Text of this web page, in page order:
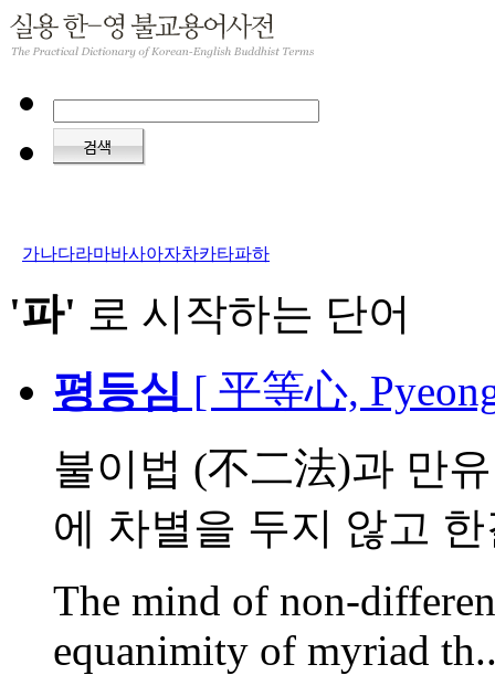
가나다라마바사아자차카타파하
'파' 로 시작하는 단어
평등심 [ 平等心,
불이법 (不二法)과 만
에 차별을 두지 않고
The mind of non-
equanimity of myriad